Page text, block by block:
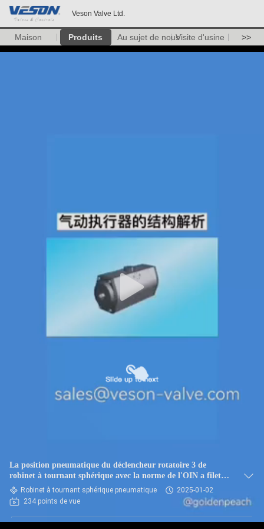
Veson Valve Ltd.
Maison Produits Au sujet de nousVisite d'usine >>
La position pneumatique du déclencheur rotatoire 3 de
robinet à tournant sphérique avec la norme de l'OIN a fileté
l'extrémité de soudure de prise de TNP BSPT
Robinet à tournant sphérique pneumatique
2025-01-02
234 points de vue